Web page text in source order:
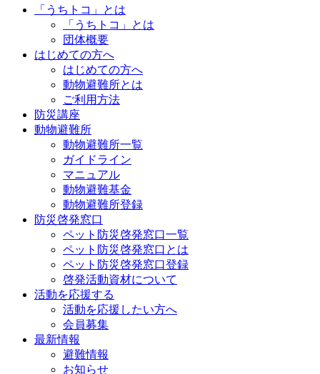
「うちトコ」とは
「うちトコ」とは
団体概要
はじめての方へ
はじめての方へ
動物避難所とは
ご利用方法
防災講座
動物避難所
動物避難所一覧
ガイドライン
マニュアル
動物避難基金
動物避難所登録
防災啓発窓口
ペット防災啓発窓口一覧
ペット防災啓発窓口とは
ペット防災啓発窓口登録
啓発活動資材について
活動を応援する
活動を応援したい方へ
会員募集
最新情報
避難情報
お知らせ